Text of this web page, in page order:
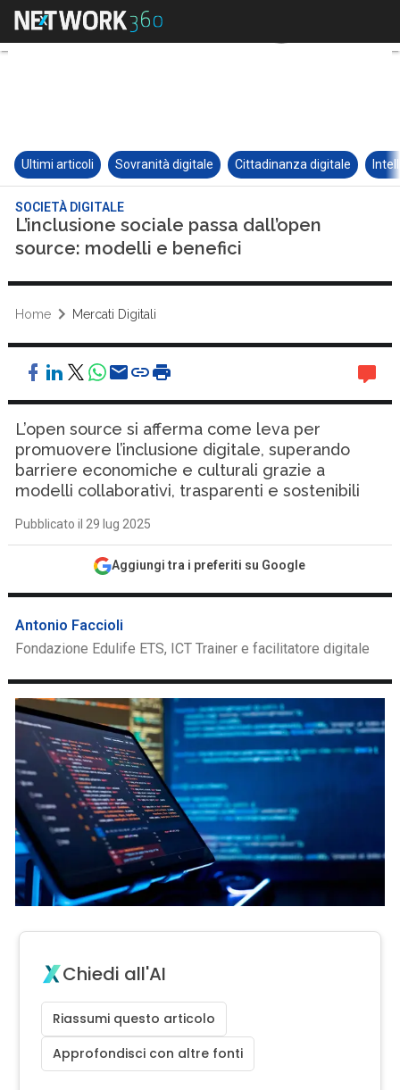
Ultimi articoli Sovranità digitale Cittadinanza digitale
SOCIETÀ DIGITALE
L’inclusione sociale passa dall’open
source: modelli e benefici
Home Mercati Digitali
L’open source si afferma come leva per
promuovere l’inclusione digitale, superando
barriere economiche e culturali grazie a
modelli collaborativi, trasparenti e sostenibili
Pubblicato il 29 lug 2025
Aggiungi tra i preferiti su Google
Antonio Faccioli
Fondazione Edulife ETS, ICT Trainer e facilitatore digitale
Chiedi all'AI
Riassumi questo articolo
Approfondisci con altre fonti